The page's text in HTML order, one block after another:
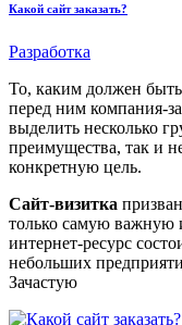
Какой сайт заказать?
Разработка
То, каким должен быть
перед ним компания-
выделить несколько
преимущества, так и
конкретную цель.
Сайт-визитка
только самую важную
интернет-ресурс
небольших
Зачастую